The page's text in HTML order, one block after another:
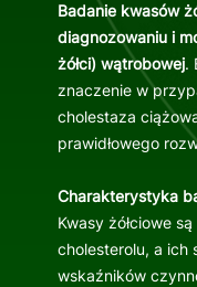
Badanie kwasów
diagnozowaniu i
żółci) wątrobowej.
znaczenie w
cholestaza
prawidłowego
Charakterystyka
Kwasy żółciowe
cholesterolu, a ich
wskaźników